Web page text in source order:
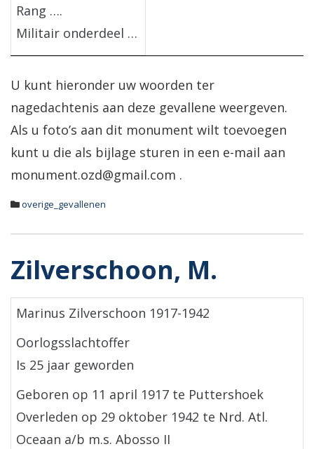
Rang ….
Militair onderdeel …
U kunt hieronder uw woorden ter
nagedachtenis aan deze gevallene weergeven.
Als u foto’s aan dit monument wilt toevoegen
kunt u die als bijlage sturen in een e-mail aan
monument.ozd@gmail.com .
overige_gevallenen
Zilverschoon, M.
Marinus Zilverschoon 1917-1942
Oorlogsslachtoffer
Is 25 jaar geworden
Geboren op 11 april 1917 te Puttershoek
Overleden op 29 oktober 1942 te Nrd. Atl.
Oceaan a/b m.s. Abosso II